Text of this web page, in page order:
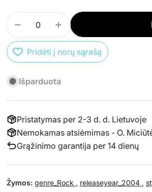
Atidaryti mediją 0 atskirame lange
Atidaryti mediją 1 atskirame lange
kaina
Kiekis
SUMAŽINTI PREKĖS CD THE
PADIDINTI PREKĖS
Pridėti į norų sąrašą
Išparduota
Pristatymas per 2-3 d. d. Lietuvoje
Nemokamas atsiėmimas - O.
Grąžinimo garantija per 14 dienų
Žymos: genre_Rock , releaseyear_2004 ,